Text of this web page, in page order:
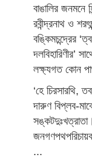
বাঙালির জনমনে
রবীন্দ্রনাথ ও
বঙ্কিমচন্দ্রের
দলবিহারিণীর’
লক্ষ্যগত কোন
‘হে চিরসারথি,
দারুণ বিপ্লব-
সঙ্কটদুঃখত্রাতা।
...